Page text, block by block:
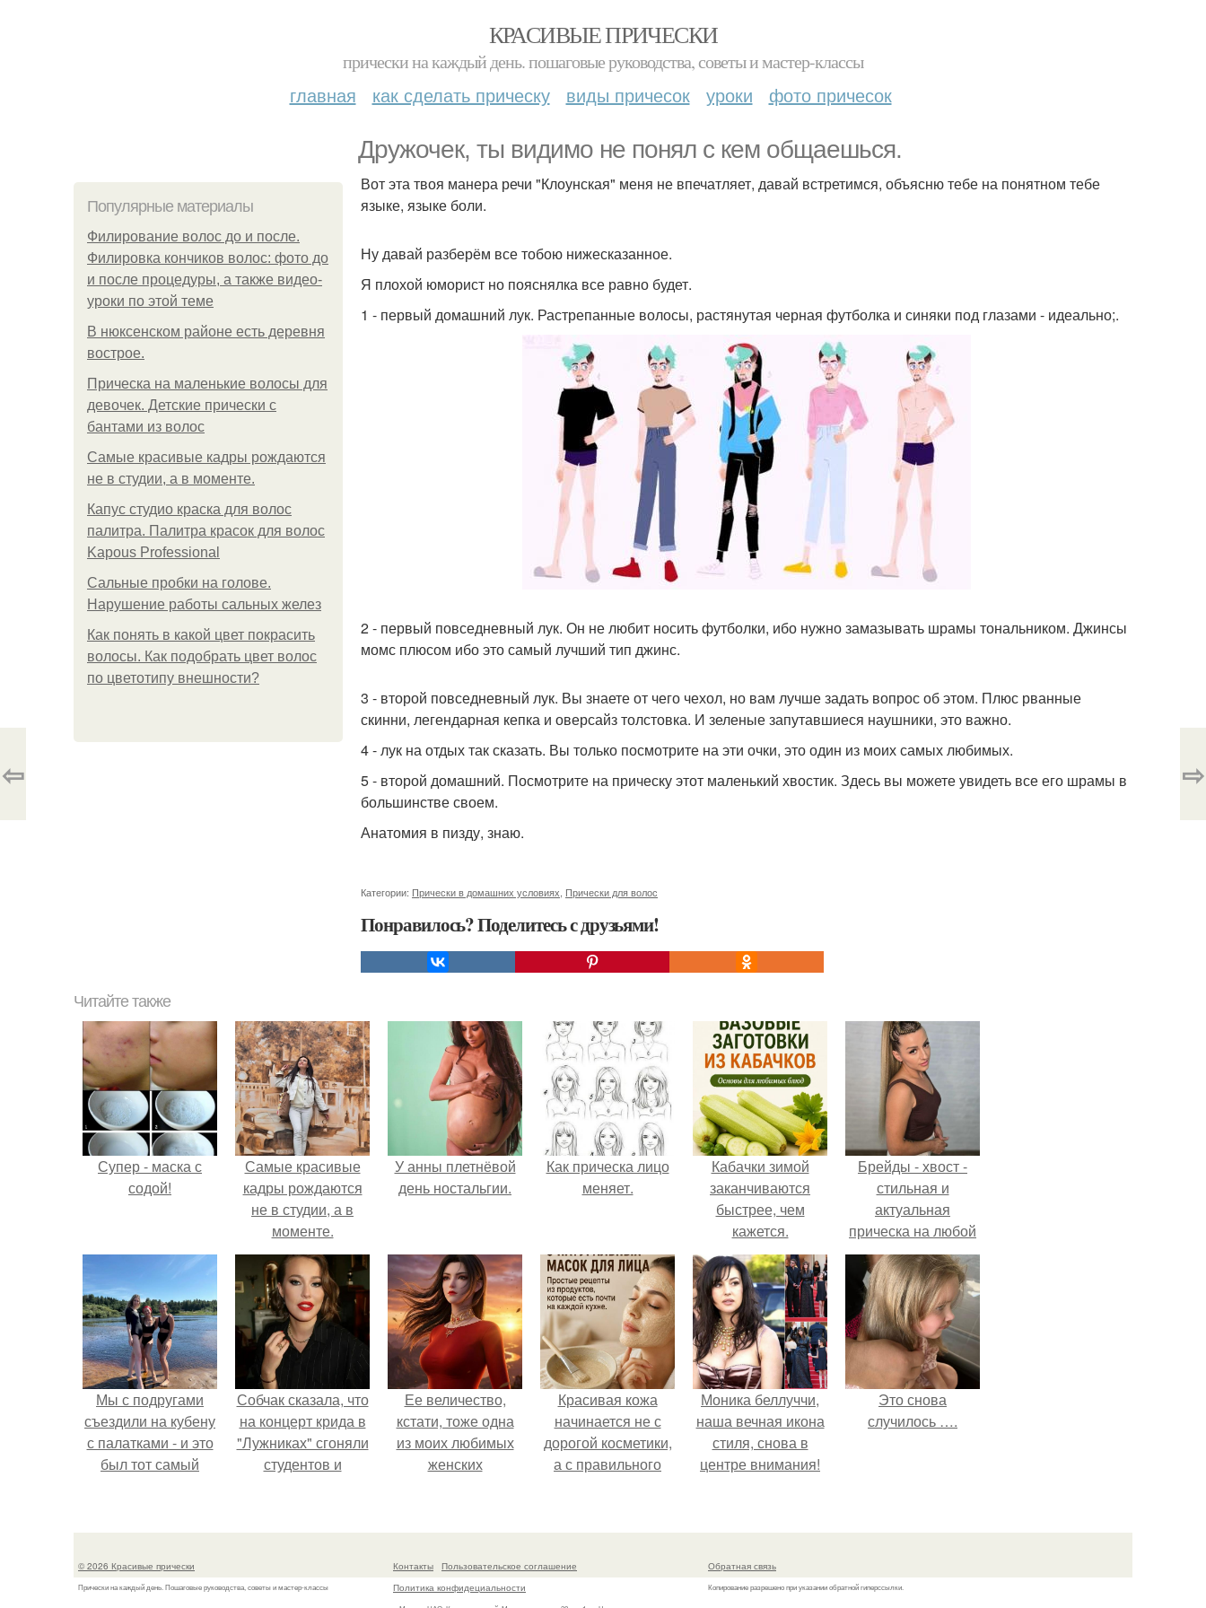
КРАСИВЫЕ ПРИЧЕСКИ
прически на каждый день. пошаговые руководства, советы и мастер-классы
главная как сделать прическу виды причесок уроки фото причесок
Дружочек, ты видимо не понял с кем общаешься.
Популярные материалы
Филирование волос до и после.
Филировка кончиков волос: фото до
и после процедуры, а также видео-
уроки по этой теме
В нюксенском районе есть деревня
вострое.
Прическа на маленькие волосы для
девочек. Детские прически с
бантами из волос
Самые красивые кадры рождаются
не в студии, а в моменте.
Капус студио краска для волос
палитра. Палитра красок для волос
Kapous Professional
Сальные пробки на голове.
Нарушение работы сальных желез
Как понять в какой цвет покрасить
волосы. Как подобрать цвет волос
по цветотипу внешности?
Вот эта твоя манера речи "Клоунская" меня не впечатляет, давай встретимся, объясню тебе на понятном тебе
языке, языке боли.
Ну давай разберём все тобою нижесказанное.
Я плохой юморист но пояснялка все равно будет.
1 - первый домашний лук. Растрепанные волосы, растянутая черная футболка и синяки под глазами - идеально;.
2 - первый повседневный лук. Он не любит носить футболки, ибо нужно замазывать шрамы тональником. Джинсы
момс плюсом ибо это самый лучший тип джинс.
3 - второй повседневный лук. Вы знаете от чего чехол, но вам лучше задать вопрос об этом. Плюс рванные
скинни, легендарная кепка и оверсайз толстовка. И зеленые запутавшиеся наушники, это важно.
4 - лук на отдых так сказать. Вы только посмотрите на эти очки, это один из моих самых любимых.
5 - второй домашний. Посмотрите на прическу этот маленький хвостик. Здесь вы можете увидеть все его шрамы в
большинстве своем.
Анатомия в пизду, знаю.
Категории: Прически в домашних условиях Прически для волос
Понравилось? Поделитесь с друзьями!
⇦ ⇨
Читайте также
Супер - маска с
содой!
Самые красивые
кадры рождаются
не в студии, а в
моменте.
У анны плетнёвой
день ностальгии.
Как прическа лицо
меняет.
Кабачки зимой
заканчиваются
быстрее, чем
кажется.
Брейды - хвост -
стильная и
актуальная
прическа на любой
случай.
Мы с подругами
съездили на кубену
с палатками - и это
был тот самый
смеёшься,
мелочь!
Собчак сказала, что
на концерт крида в
"Лужниках" сгоняли
студентов и
так везде были
Ее величество,
кстати, тоже одна
из моих любимых
женских
Красивая кожа
начинается не с
дорогой косметики,
а с правильного
Моника беллуччи,
наша вечная икона
стиля, снова в
центре внимания!
Это снова
случилось ….
© 2026 Красивые прически
Прически на каждый день. Пошаговые руководства, советы и мастер-классы
Контакты
Пользовательское соглашение
Политика конфидециальности
Обратная связь
Копирование разрешено при указании обратной гиперссылки.